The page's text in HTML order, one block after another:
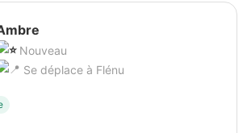
Nouveau
Se déplace à Flénu